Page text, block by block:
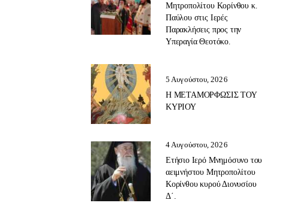
Μητροπολίτου Κορίνθου κ.
Παύλου στις Ιερές
Παρακλήσεις προς την
Υπεραγία Θεοτόκο.
5 Αυγούστου, 2026
Η ΜΕΤΑΜΟΡΦΩΣΙΣ ΤΟΥ
ΚΥΡΙΟΥ
4 Αυγούστου, 2026
Ετήσιο Ιερό Μνημόσυνο του
αειμνήστου Μητροπολίτου
Κορίνθου κυρού Διονυσίου
Δ΄.